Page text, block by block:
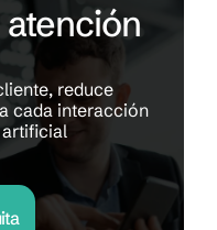
reduce
cada interacción